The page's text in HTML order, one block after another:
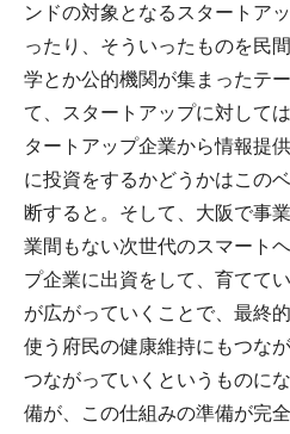
ンドの対象となるスタートア
ったり、そういったものを民
学とか公的機関が集まったテ
て、スタートアップに対して
タートアップ企業から情報提
に投資をするかどうかはこの
断すると。そして、大阪で事
業間もない次世代のスマート
プ企業に出資をして、育てて
が広がっていくことで、最終
使う府民の健康維持にもつな
つながっていくというものに
備が、この仕組みの準備が完